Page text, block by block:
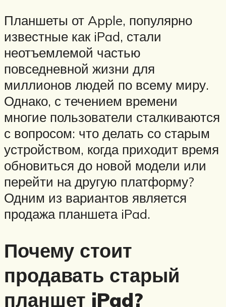
Планшеты от Apple, популярно
известные как iPad, стали
неотъемлемой частью
повседневной жизни для
миллионов людей по всему миру.
Однако, с течением времени
многие пользователи сталкиваются
с вопросом: что делать со старым
устройством, когда приходит время
обновиться до новой модели или
перейти на другую платформу?
Одним из вариантов является
продажа планшета iPad.
Почему стоит
продавать старый
планшет iPad?